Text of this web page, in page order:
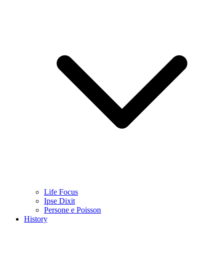
Life Focus
Ipse Dixit
Persone e Poisson
History